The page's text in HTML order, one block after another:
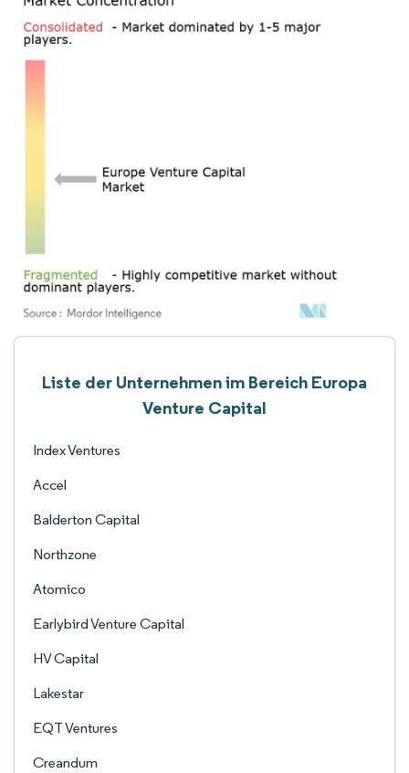
Liste der Unternehmen im Bereich Europa
Venture Capital
Index Ventures
Accel
Balderton Capital
Northzone
Atomico
Earlybird Venture Capital
HV Capital
Lakestar
EQT Ventures
Creandum